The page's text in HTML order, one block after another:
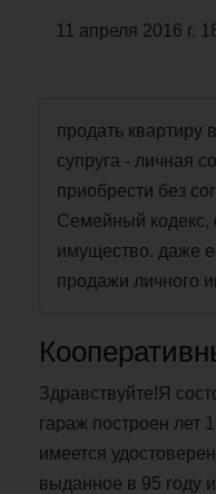
11 апреля 2016 г.
продать квартиру
супруга - личная
приобрести без
Семейный кодекс,
имущество. даже
продажи личного
Здравствуйте!Я
гараж построен лет
имеется
выданное в 95 году